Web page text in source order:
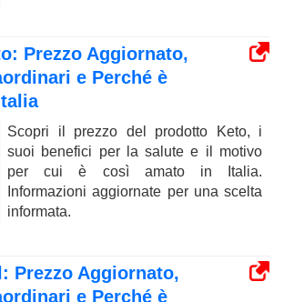
Prezzo Aggiornato,
e Perché è
Scopri il prezzo del prodotto Keto, i
suoi benefici per la salute e il motivo
per cui è così amato in Italia.
Informazioni aggiornate per una scelta
informata.
Prezzo Aggiornato,
e Perché è